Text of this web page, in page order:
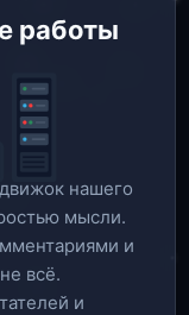
работы
нашего
мысли.
и
всё.
и